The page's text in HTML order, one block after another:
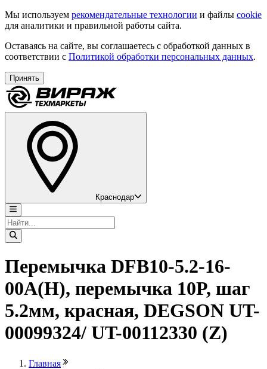
Мы используем рекомендательные технологии и файлы cookie
для аналитики и правильной работы сайта.
Оставаясь на сайте, вы соглашаетесь с обработкой данных в
соответствии с Политикой обработки персональных данных.
Принять
Краснодар
Перемычка DFB10-5.2-16-
00A(H), перемычка 10P, шаг
5.2мм, красная, DEGSON UT-
00099324/ UT-00112330 (Z)
Главная